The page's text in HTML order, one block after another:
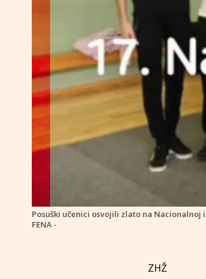
Posuški učenici osvojili zlato na
FENA -
ZHŽ